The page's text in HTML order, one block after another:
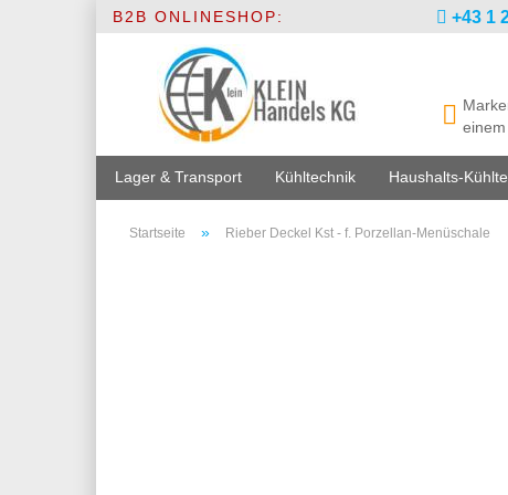
B2B ONLINESHOP: +43 1
Lager & Transport Kühltechnik Haushalts-
Startseite » Rieber Deckel Kst - f. Porzellan-Menüschale